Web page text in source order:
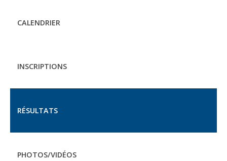
CALENDRIER
INSCRIPTIONS
RÉSULTATS
PHOTOS/VIDÉOS